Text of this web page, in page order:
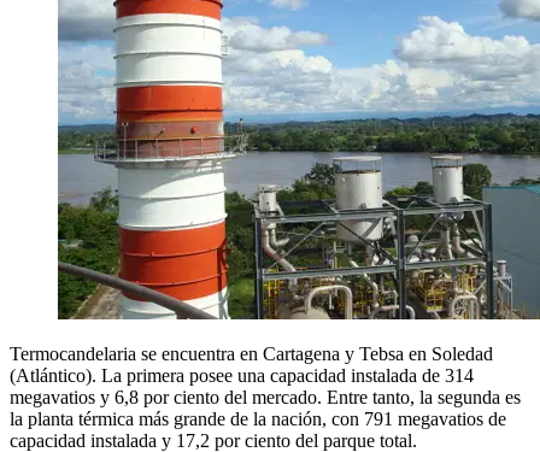
Termocandelaria se encuentra en Cartagena y Tebsa en Soledad
(Atlántico). La primera posee una capacidad instalada de 314
megavatios y 6,8 por ciento del mercado. Entre tanto, la segunda es
la planta térmica más grande de la nación, con 791 megavatios de
capacidad instalada y 17,2 por ciento del parque total.